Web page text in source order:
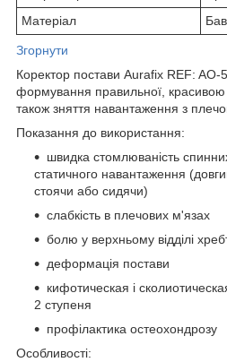
Матеріал
Згорнути
Коректор постави Aurafix REF: AO-
формування правильної, красивою
також зняття навантаження з
Показання до використання:
швидка стомлюваність
статичного навантаження
стоячи або сидячи)
слабкість в плечових м'язах
болю у верхньому відділі
деформація постави
кифотическая і
2 ступеня
профілактика остеохондрозу
Особливості: